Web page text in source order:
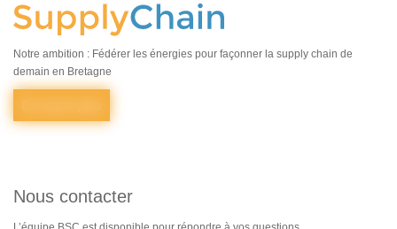
Notre ambition : Fédérer les énergies pour façonner la supply chain de
demain en Bretagne
Nous contacter